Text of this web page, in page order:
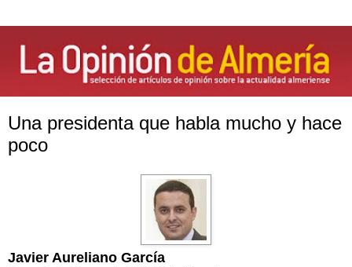
Una presidenta que habla mucho y hace
poco
Javier Aureliano García